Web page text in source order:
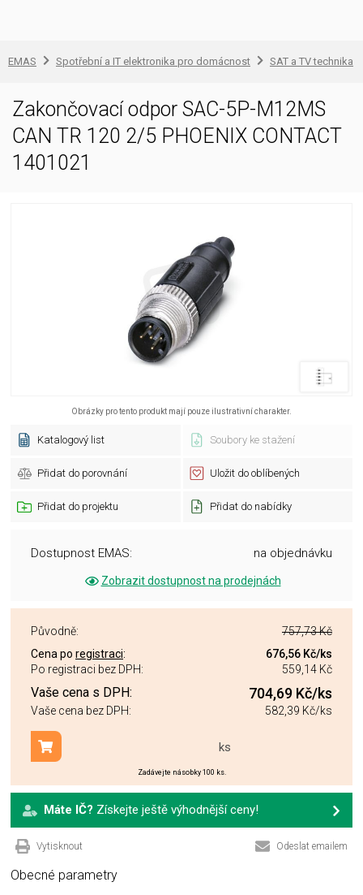
EMAS Spotřební a IT elektronika pro domácnost SAT a TV technika
Zakončovací odpor SAC-5P-M12MS
CAN TR 120 2/5 PHOENIX CONTACT
1401021
Obrázky pro tento produkt mají pouze ilustrativní charakter.
Katalogový list Soubory ke stažení
Přidat do porovnání Uložit do oblíbených
Přidat do projektu Přidat do nabídky
Dostupnost EMAS: na objednávku
Zobrazit dostupnost na prodejnách
Původně:
757,73 Kč
Cena po registraci: 676,56 Kč/ks
Po registraci bez DPH:
559,14 Kč
Vaše cena s DPH: 704,69 Kč/ks
Vaše cena bez DPH: 582,39 Kč/ks
ks
Přidat do košíku
Zadávejte násobky 100 ks.
Máte IČ? Získejte ještě výhodnější ceny!
Vytisknout Odeslat emailem
Obecné parametry